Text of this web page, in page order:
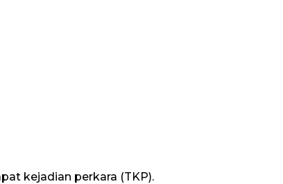
kejadian perkara (TKP).